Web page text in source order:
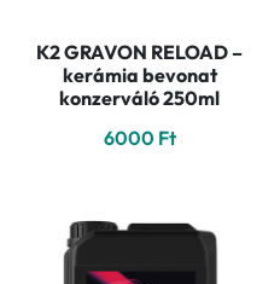
K2 GRAVON RELOAD –
kerámia bevonat
konzerváló 250ml
6000 Ft